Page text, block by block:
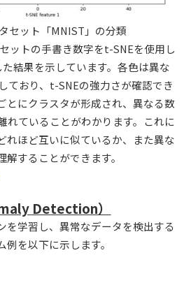
ット「MNIST」の分類
ットの手書き数字をt-SNEを使用し
結果を示しています。各色は異な
ており、t-SNEの強力さが確認でき
とにクラスタが形成され、異なる数
れていることがわかります。これに
れほど互いに似ているか、また異な
することができます。
Detection）
を学習し、異常なデータを検出する
を以下に示します。